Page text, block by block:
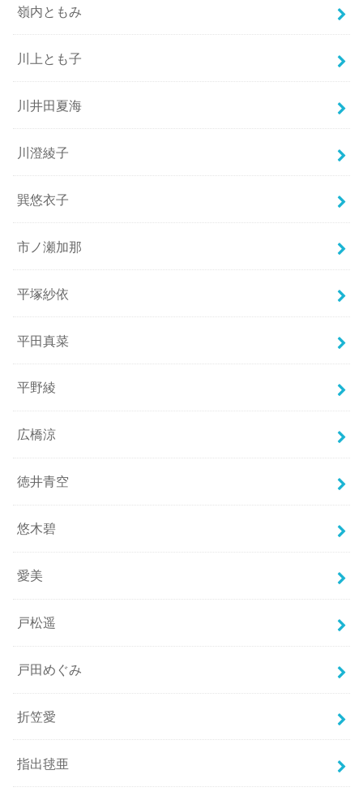
嶺内ともみ
川上とも子
川井田夏海
川澄綾子
巽悠衣子
市ノ瀬加那
平塚紗依
平田真菜
平野綾
広橋涼
徳井青空
悠木碧
愛美
戸松遥
戸田めぐみ
折笠愛
指出毬亜